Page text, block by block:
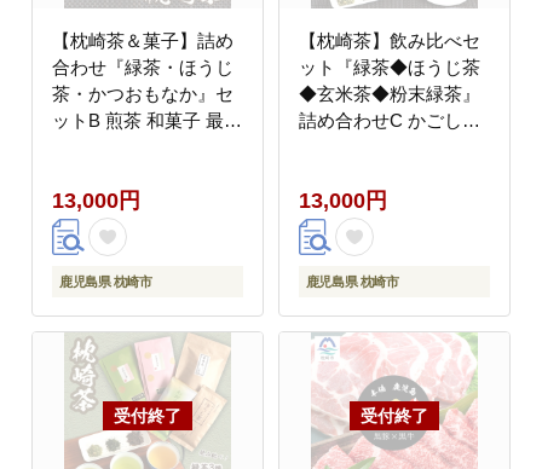
【枕崎茶＆菓子】詰め
合わせ『緑茶・ほうじ
茶・かつおもなか』セ
ットB 煎茶 和菓子 最中
13,000円
鹿児島県 枕崎市
【枕崎茶】飲み比べセ
ット『緑茶◆ほうじ茶
◆玄米茶◆粉末緑茶』
詰め合わせC かごしま
13,000円
鹿児島県 枕崎市